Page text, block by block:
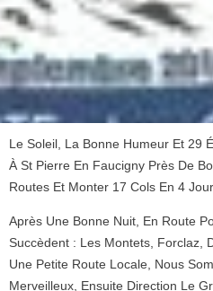
Le Soleil, La Bonne Humeur Et 29
À St Pierre En Faucigny Près De
Routes Et Monter 17 Cols En 4
Après Une Bonne Nuit, En Route
Succèdent : Les Montets, Forclaz,
Une Petite Route Locale, Nous
Merveilleux, Ensuite Direction Le